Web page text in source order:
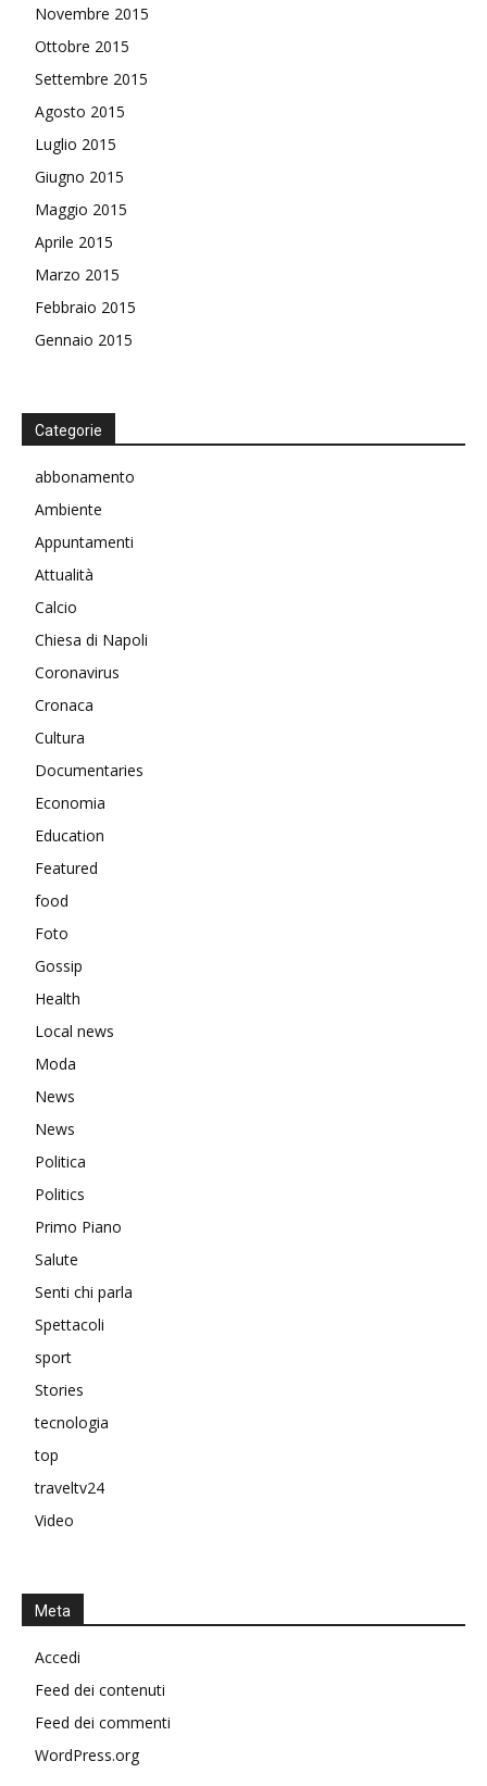
Novembre 2015
Ottobre 2015
Settembre 2015
Agosto 2015
Luglio 2015
Giugno 2015
Maggio 2015
Aprile 2015
Marzo 2015
Febbraio 2015
Gennaio 2015
Categorie
abbonamento
Ambiente
Appuntamenti
Attualità
Calcio
Chiesa di Napoli
Coronavirus
Cronaca
Cultura
Documentaries
Economia
Education
Featured
food
Foto
Gossip
Health
Local news
Moda
News
News
Politica
Politics
Primo Piano
Salute
Senti chi parla
Spettacoli
sport
Stories
tecnologia
top
traveltv24
Video
Meta
Accedi
Feed dei contenuti
Feed dei commenti
WordPress.org